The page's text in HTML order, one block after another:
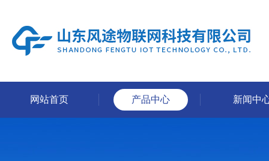
网站首页 产品中心 新闻中